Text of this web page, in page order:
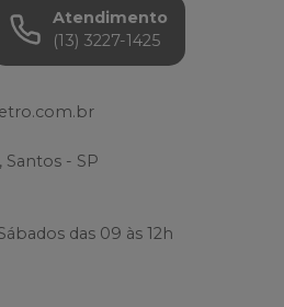
Atendimento
(13) 3227-1425
- SP
das 09 às 12h